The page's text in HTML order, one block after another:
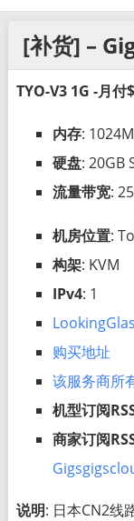
[补货] –
TYO-V3 1G -月
内存:
硬盘: 20GB
流量带宽:
机房位置:
构架: KVM
IPv4: 1
购买地址
该服务商所
机型订阅
商家订阅
说明: 日本CN2线